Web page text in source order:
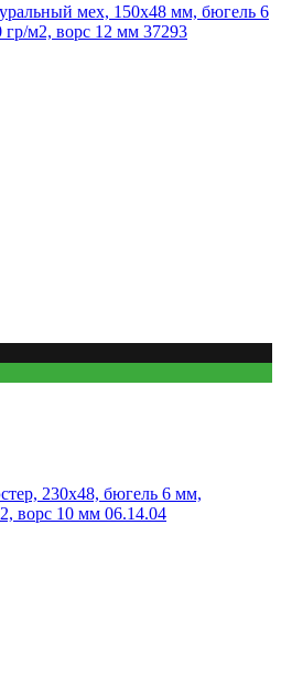
мех, 150x48 мм, бюгель 6
м2, ворс 12 мм 37293
230x48, бюгель 6 мм,
ворс 10 мм 06.14.04